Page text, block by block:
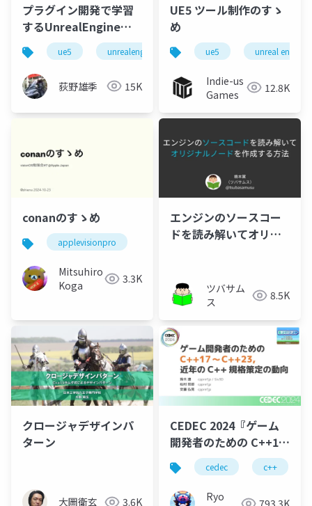
プラグイン開発で学習
するUnrealEngine
C++（概要編）
ue5 unrealengine5 c++
荻野雄季 15K
UE5 ツール制作のすゝ
め
ue5 unreal engine
Indie-us
Games
12.8K
conanのすゝめ
applevisionpro
Mitsuhiro
Koga
3.3K
エンジンのソースコー
ドを読み解いてオリジ
Engine 九州LT会 in オ
ンライン）
ツバサム
ス
8.5K
クロージャデザインパ
ターン
大圖衛玄 3.6K
CEDEC 2024『ゲーム
開発者のための C++17
～C++23, 近年の C++
規格策定の動向』
cedec c++
Ryo